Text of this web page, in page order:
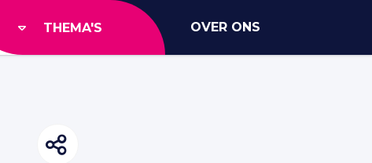
THEMA'S OVER ONS